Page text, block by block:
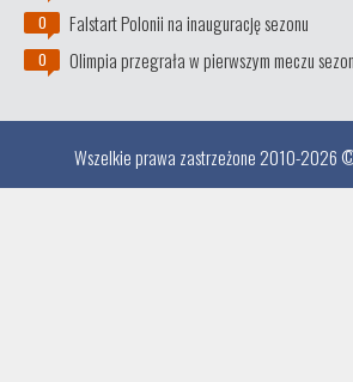
0 Falstart Polonii na inaugurację sezonu
0 Olimpia przegrała w pierwszym meczu
Wszelkie prawa zastrzeżone 2010-2026